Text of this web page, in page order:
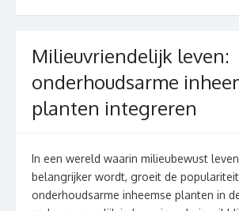
Milieuvriendelijk leven:
onderhoudsarme
planten integreren
In een wereld waarin milieubewust
belangrijker wordt, groeit de
onderhoudsarme inheemse planten in